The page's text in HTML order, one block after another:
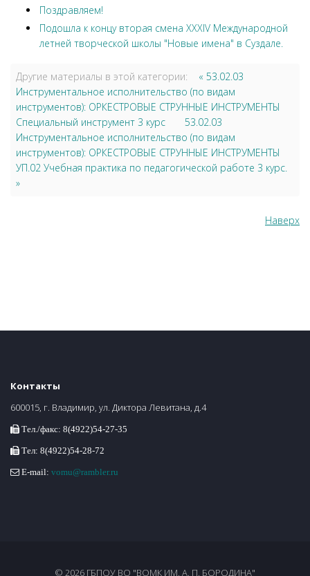
Поздравляем!
Подошла к концу вторая смена XXXIV Международной
летней творческой школы "Новые имена" в Суздале.
Другие материалы в этой категории:
« 53.02.03
Инструментальное исполнительство (по видам
инструментов): ОРКЕСТРОВЫЕ СТРУННЫЕ ИНСТРУМЕНТЫ
Специальный инструмент 3 курс
53.02.03
Инструментальное исполнительство (по видам
инструментов): ОРКЕСТРОВЫЕ СТРУННЫЕ ИНСТРУМЕНТЫ
УП.02 Учебная практика по педагогической работе 3 курс.
»
Наверх
Контакты
600015, г. Владимир, ул. Диктора Левитана, д.4
Тел./факс: 8(4922)54-27-35
Тел: 8(4922)54-28-72
E-mail: vomu@rambler.ru
© 2026 ГБПОУ ВО "ВОМК ИМ. А. П. БОРОДИНА"